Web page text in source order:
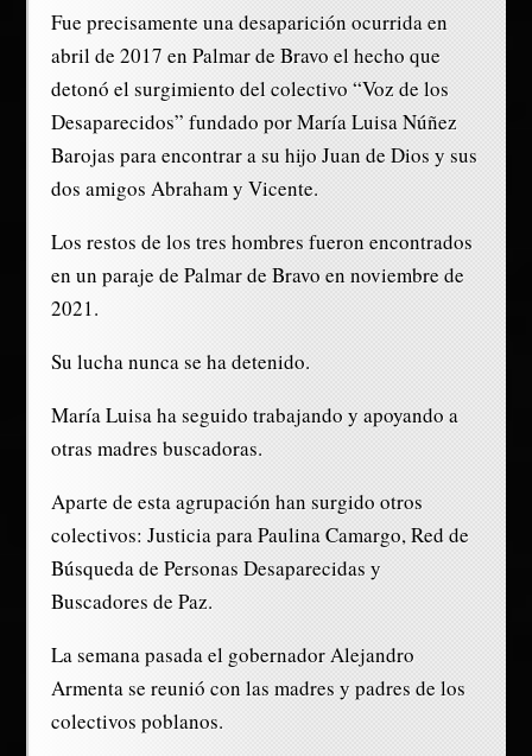
Fue precisamente una desaparición ocurrida en
abril de 2017 en Palmar de Bravo el hecho que
detonó el surgimiento del colectivo “Voz de los
Desaparecidos” fundado por María Luisa Núñez
Barojas para encontrar a su hijo Juan de Dios y sus
dos amigos Abraham y Vicente.
Los restos de los tres hombres fueron encontrados
en un paraje de Palmar de Bravo en noviembre de
2021.
Su lucha nunca se ha detenido.
María Luisa ha seguido trabajando y apoyando a
otras madres buscadoras.
Aparte de esta agrupación han surgido otros
colectivos: Justicia para Paulina Camargo, Red de
Búsqueda de Personas Desaparecidas y
Buscadores de Paz.
La semana pasada el gobernador Alejandro
Armenta se reunió con las madres y padres de los
colectivos poblanos.